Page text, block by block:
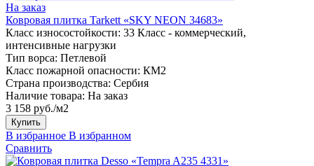
На заказ
Ковровая плитка Tarkett «SKY NEON 34683»
Класс износостойкости: 33 Класс - коммерческий,
интенсивные нагрузки
Тип ворса: Петлевой
Класс пожарной опасности: КМ2
Страна производства: Сербия
Наличие товара: На заказ
3 158 руб./м2
Купить
В избранное В избранном
Сравнить